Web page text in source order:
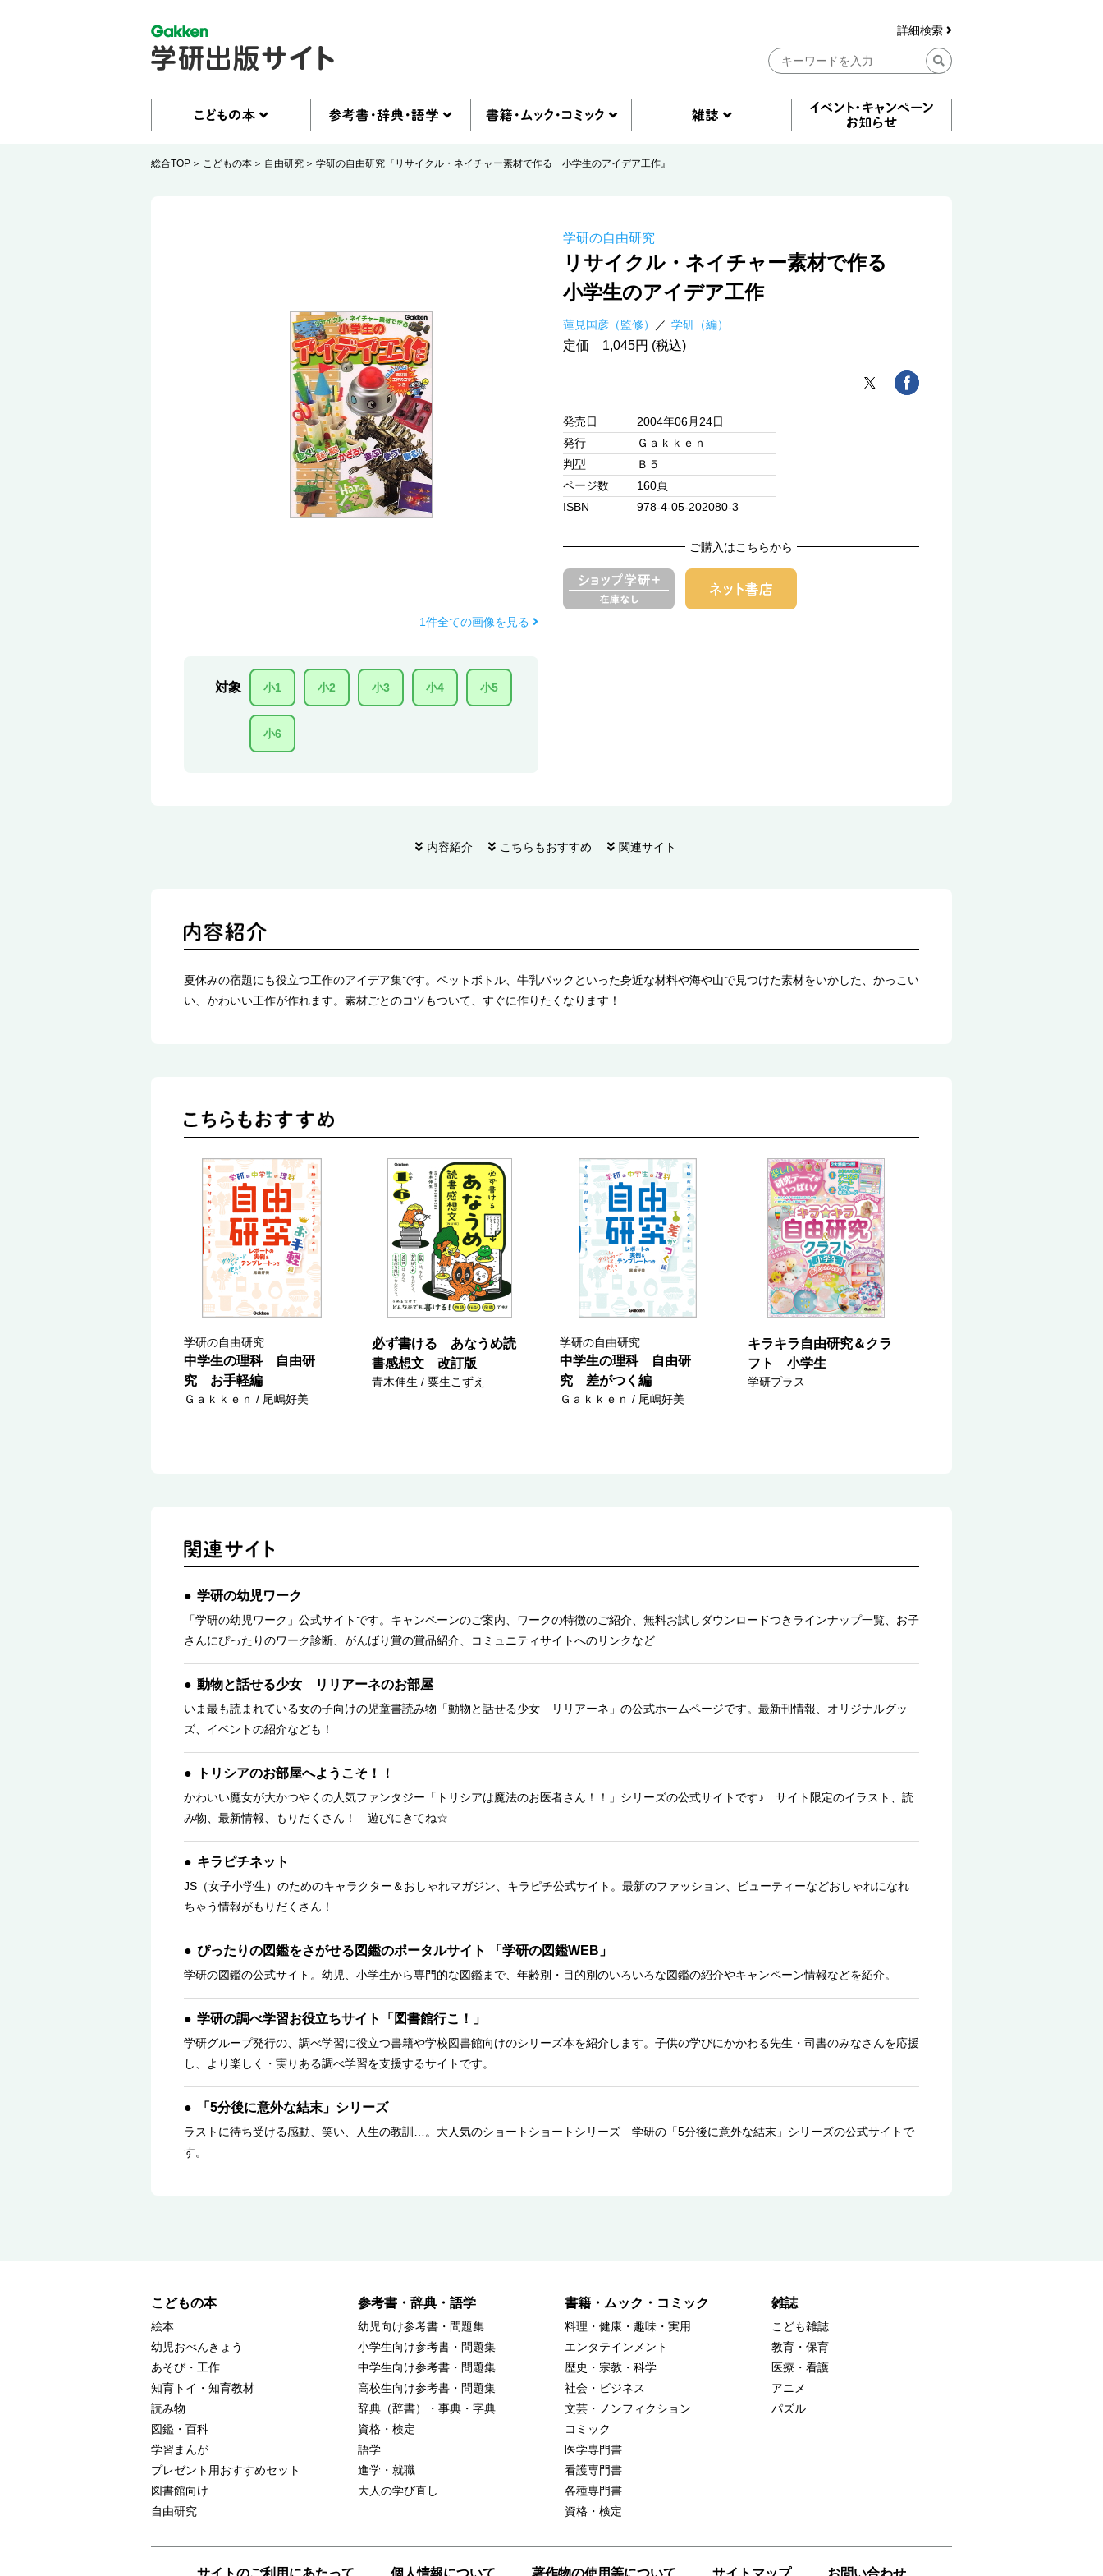
詳細検索
総合TOP こどもの本 自由研究 学研の自由研究『リサイクル・ネイチャー素材で作る 小学生のアイデア工作』
1件全ての画像を見る
対象 小1 小2 小3 小4 小5
小6
学研の自由研究
リサイクル・ネイチャー素材で作る
小学生のアイデア工作
蓮見国彦（監修） 学研（編）
定価 1,045円 (税込)
発売日
2004年06月24日
発行
Ｇａｋｋｅｎ
判型
Ｂ５
ページ数
160頁
ISBN
978-4-05-202080-3
ご購入はこちらから
内容紹介 こちらもおすすめ 関連サイト
夏休みの宿題にも役立つ工作のアイデア集です。ペットボトル、牛乳パックといった身近な材料や海や山で見つけた素材をいかした、かっこい
い、かわいい工作が作れます。素材ごとのコツもついて、すぐに作りたくなります！
学研の自由研究
中学生の理科 自由研
究 お手軽編
Ｇａｋｋｅｎ / 尾嶋好美
必ず書ける あなうめ読
書感想文 改訂版
青木伸生 / 粟生こずえ
学研の自由研究
中学生の理科 自由研
究 差がつく編
Ｇａｋｋｅｎ / 尾嶋好美
キラキラ自由研究＆クラ
フト 小学生
学研プラス
学研の幼児ワーク
「学研の幼児ワーク」公式サイトです。キャンペーンのご案内、ワークの特徴のご紹介、無料お試しダウンロードつきラインナップ一覧、お子
さんにぴったりのワーク診断、がんばり賞の賞品紹介、コミュニティサイトへのリンクなど
動物と話せる少女 リリアーネのお部屋
いま最も読まれている女の子向けの児童書読み物「動物と話せる少女 リリアーネ」の公式ホームページです。最新刊情報、オリジナルグッ
ズ、イベントの紹介なども！
トリシアのお部屋へようこそ！！
かわいい魔女が大かつやくの人気ファンタジー「トリシアは魔法のお医者さん！！」シリーズの公式サイトです♪ サイト限定のイラスト、読
み物、最新情報、もりだくさん！ 遊びにきてね☆
キラピチネット
JS（女子小学生）のためのキャラクター＆おしゃれマガジン、キラピチ公式サイト。最新のファッション、ビューティーなどおしゃれになれ
ちゃう情報がもりだくさん！
ぴったりの図鑑をさがせる図鑑のポータルサイト 「学研の図鑑WEB」
学研の図鑑の公式サイト。幼児、小学生から専門的な図鑑まで、年齢別・目的別のいろいろな図鑑の紹介やキャンペーン情報などを紹介。
学研の調べ学習お役立ちサイト「図書館行こ！」
学研グループ発行の、調べ学習に役立つ書籍や学校図書館向けのシリーズ本を紹介します。子供の学びにかかわる先生・司書のみなさんを応援
し、より楽しく・実りある調べ学習を支援するサイトです。
「5分後に意外な結末」シリーズ
ラストに待ち受ける感動、笑い、人生の教訓…。大人気のショートショートシリーズ 学研の「5分後に意外な結末」シリーズの公式サイトで
す。
こどもの本
絵本
幼児おべんきょう
あそび・工作
知育トイ・知育教材
読み物
図鑑・百科
学習まんが
プレゼント用おすすめセット
図書館向け
自由研究
参考書・辞典・語学
幼児向け参考書・問題集
小学生向け参考書・問題集
中学生向け参考書・問題集
高校生向け参考書・問題集
辞典（辞書）・事典・字典
資格・検定
語学
進学・就職
大人の学び直し
書籍・ムック・コミック
料理・健康・趣味・実用
エンタテインメント
歴史・宗教・科学
社会・ビジネス
文芸・ノンフィクション
コミック
医学専門書
看護専門書
各種専門書
資格・検定
雑誌
こども雑誌
教育・保育
医療・看護
アニメ
パズル
サイトのご利用にあたって 個人情報について 著作物の使用等について サイトマップ お問い合わせ